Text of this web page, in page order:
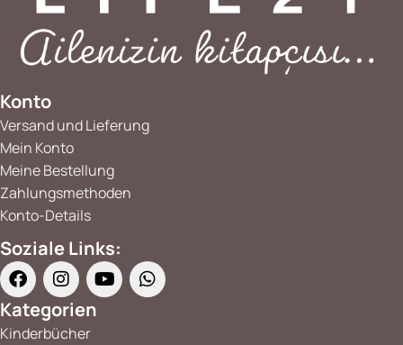
Konto
Versand und Lieferung
Mein Konto
Meine Bestellung
Zahlungsmethoden
Konto-Details
Soziale Links:
Kategorien
Kinderbücher